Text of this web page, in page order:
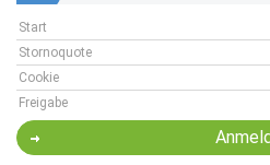
Start
Stornoquote
Cookie
Freigabe